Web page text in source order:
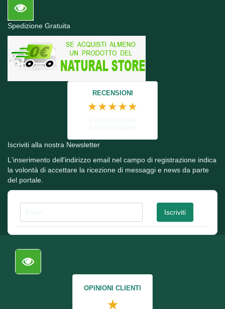
Spedizione Gratuita
RECENSIONI
★★★★★
Iscriviti alla nostra Newsletter
L'inserimento dell'indirizzo email nel campo di registrazione indica
la volontà di accettare la ricezione di messaggi e news da parte
del portale.
OPINIONI CLIENTI
★